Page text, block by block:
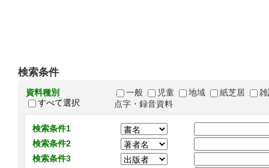
検索条件
資料種別
すべて選択
一般 児童 地域 紙芝居
点字・録音資料
検索条件1
検索条件2
検索条件3